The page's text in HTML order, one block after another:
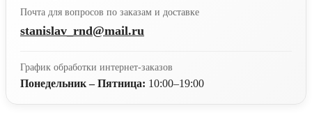
Почта для вопросов по заказам и доставке
stanislav_rnd@mail.ru
График обработки интернет-заказов
Понедельник – Пятница: 10:00–19:00